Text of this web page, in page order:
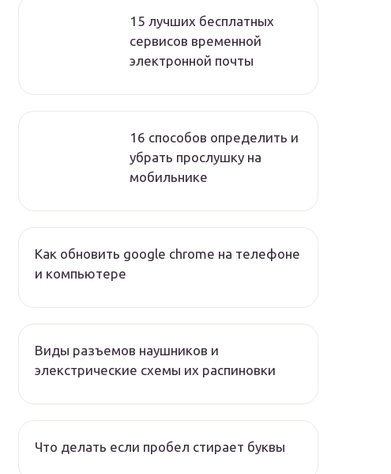
15 лучших бесплатных
сервисов временной
электронной почты
16 способов определить и
убрать прослушку на
мобильнике
Как обновить google chrome на телефоне
и компьютере
Виды разъемов наушников и
элекстрические схемы их распиновки
Что делать если пробел стирает буквы